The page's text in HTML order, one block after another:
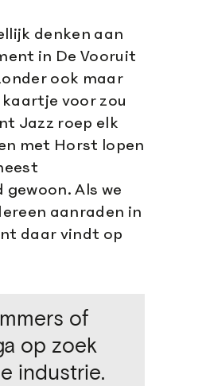
denken aan
in De Vooruit
ook maar
voor zou
Jazz roep elk
met Horst lopen
Als we
aanraden in
daar vindt op
of
op zoek
industrie.